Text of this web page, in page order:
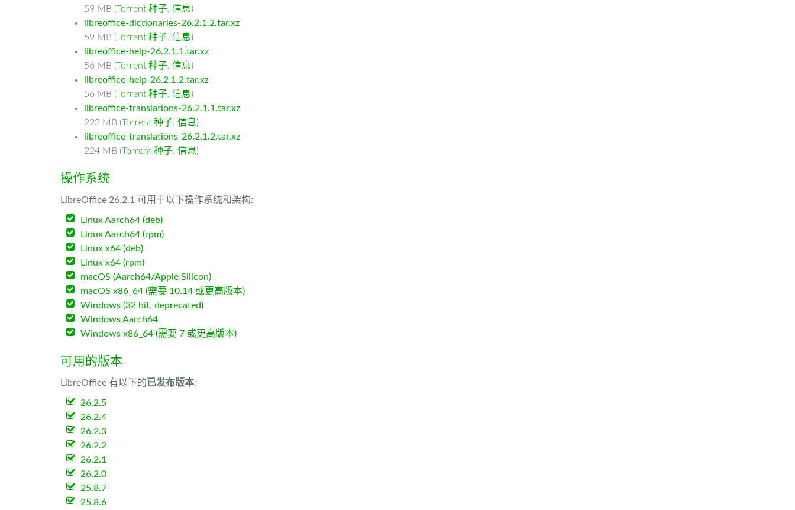
59 MB (Torrent 种子, 信息)
libreoffice-dictionaries-26.2.1.2.tar.xz
59 MB (Torrent 种子, 信息)
libreoffice-help-26.2.1.1.tar.xz
56 MB (Torrent 种子, 信息)
libreoffice-help-26.2.1.2.tar.xz
56 MB (Torrent 种子, 信息)
libreoffice-translations-26.2.1.1.tar.xz
223 MB (Torrent 种子, 信息)
libreoffice-translations-26.2.1.2.tar.xz
224 MB (Torrent 种子, 信息)
操作系统
LibreOffice 26.2.1 可用于以下操作系统和架构:
Linux Aarch64 (deb)
Linux Aarch64 (rpm)
Linux x64 (deb)
Linux x64 (rpm)
macOS (Aarch64/Apple Silicon)
macOS x86_64 (需要 10.14 或更高版本)
Windows (32 bit, deprecated)
Windows Aarch64
Windows x86_64 (需要 7 或更高版本)
可用的版本
LibreOffice 有以下的已发布版本:
26.2.5
26.2.4
26.2.3
26.2.2
26.2.1
26.2.0
25.8.7
25.8.6